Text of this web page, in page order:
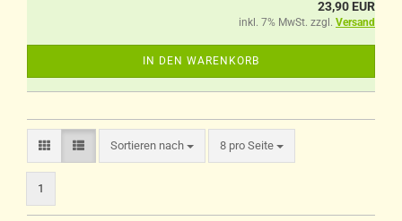
23,90 EUR
inkl. 7% MwSt. zzgl. Versand
IN DEN WARENKORB
Sortieren nach
Sortieren nach 8 pro Seite
pro Seite
1